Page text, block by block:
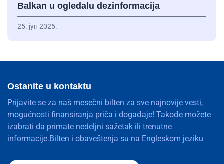
Balkan u ogledalu dezinformacija
25. јун 2025.
Ostanite u kontaktu
Prijavite se za naš mesečni bilten za sve najnovije vesti,
mogućnosti finansiranja priča i događaje! Takođe možete
izabrati da primate nedeljni sažetak ili trenutne
informacije.Bilten i obaveštenja su na Engleskom jeziku